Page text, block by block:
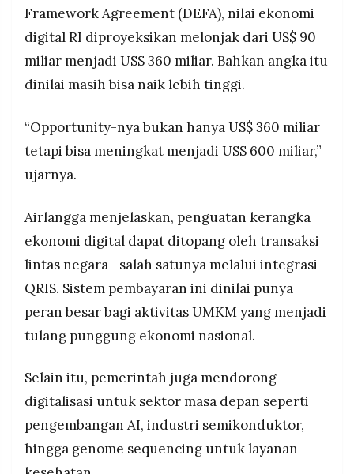
Framework Agreement (DEFA), nilai ekonomi
digital RI diproyeksikan melonjak dari US$ 90
miliar menjadi US$ 360 miliar. Bahkan angka itu
dinilai masih bisa naik lebih tinggi.
“Opportunity-nya bukan hanya US$ 360 miliar
tetapi bisa meningkat menjadi US$ 600 miliar,”
ujarnya.
Airlangga menjelaskan, penguatan kerangka
ekonomi digital dapat ditopang oleh transaksi
lintas negara—salah satunya melalui integrasi
QRIS. Sistem pembayaran ini dinilai punya
peran besar bagi aktivitas UMKM yang menjadi
tulang punggung ekonomi nasional.
Selain itu, pemerintah juga mendorong
digitalisasi untuk sektor masa depan seperti
pengembangan AI, industri semikonduktor,
hingga genome sequencing untuk layanan